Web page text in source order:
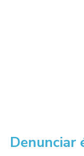
Denunciar